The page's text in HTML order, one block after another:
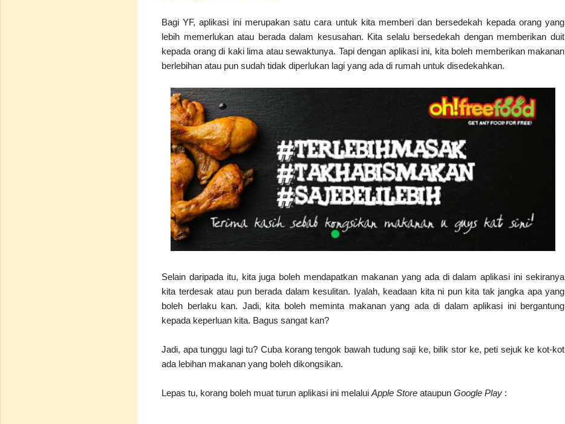
Bagi YF, aplikasi ini merupakan satu cara untuk kita memberi dan bersedekah kepada orang yang
lebih memerlukan atau berada dalam kesusahan. Kita selalu bersedekah dengan memberikan duit
kepada orang di kaki lima atau sewaktunya. Tapi dengan aplikasi ini, kita boleh memberikan makanan
berlebihan atau pun sudah tidak diperlukan lagi yang ada di rumah untuk disedekahkan.
Selain daripada itu, kita juga boleh mendapatkan makanan yang ada di dalam aplikasi ini sekiranya
kita terdesak atau pun berada dalam kesulitan. Iyalah, keadaan kita ni pun kita tak jangka apa yang
boleh berlaku kan. Jadi, kita boleh meminta makanan yang ada di dalam aplikasi ini bergantung
kepada keperluan kita. Bagus sangat kan?
Jadi, apa tunggu lagi tu? Cuba korang tengok bawah tudung saji ke, bilik stor ke, peti sejuk ke kot-kot
ada lebihan makanan yang boleh dikongsikan.
Lepas tu, korang boleh muat turun aplikasi ini melalui Apple Store ataupun Google Play :